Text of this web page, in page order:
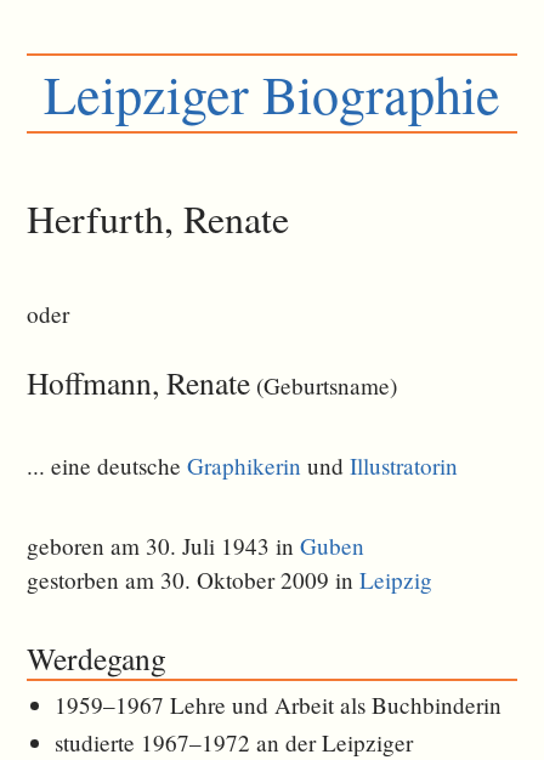
Leipziger Biographie
Herfurth, Renate
oder
Hoffmann, Renate (Geburtsname)
... eine deutscheGraphikerin undIllustratorin
geboren am 30. Juli 1943 inGuben
gestorben am 30. Oktober 2009 inLeipzig
Werdegang
1959–1967 Lehre und Arbeit als Buchbinderin
studierte 1967–1972 an der Leipziger